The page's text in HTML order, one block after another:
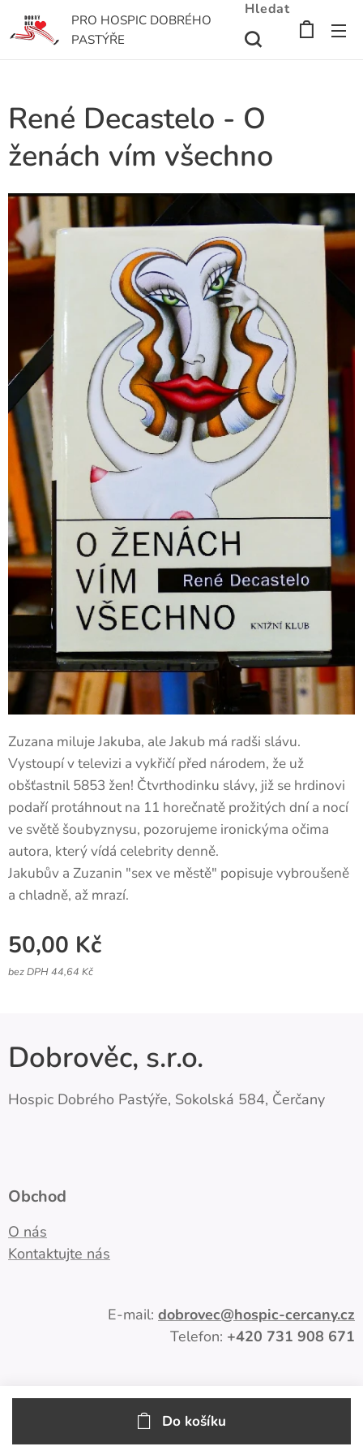
PRO HOSPIC DOBRÉHO
PASTÝŘE
Hledat
René Decastelo - O
ženách vím všechno
Zuzana miluje Jakuba, ale Jakub má radši slávu.
Vystoupí v televizi a vykřičí před národem, že už
obšťastnil 5853 žen! Čtvrthodinku slávy, již se hrdinovi
podaří protáhnout na 11 horečnatě prožitých dní a nocí
ve světě šoubyznysu, pozorujeme ironickýma očima
autora, který vídá celebrity denně.
Jakubův a Zuzanin "sex ve městě" popisuje vybroušeně
a chladně, až mrazí.
50,00 Kč
bez DPH 44,64 Kč
Do košíku
Dobrověc, s.r.o.
Hospic Dobrého Pastýře, Sokolská 584, Čerčany
Obchod
O nás
Kontaktujte nás
E-mail: dobrovec@hospic-cercany.cz
Telefon: +420 731 908 671